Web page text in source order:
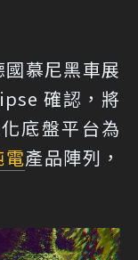
慕尼黑車展
確認，將
底盤平台為
電產品陣列，